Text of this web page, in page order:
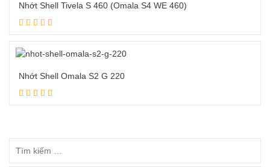
Nhớt Shell Tivela S 460 (Omala S4 WE 460)
Nhớt Shell Omala S2 G 220